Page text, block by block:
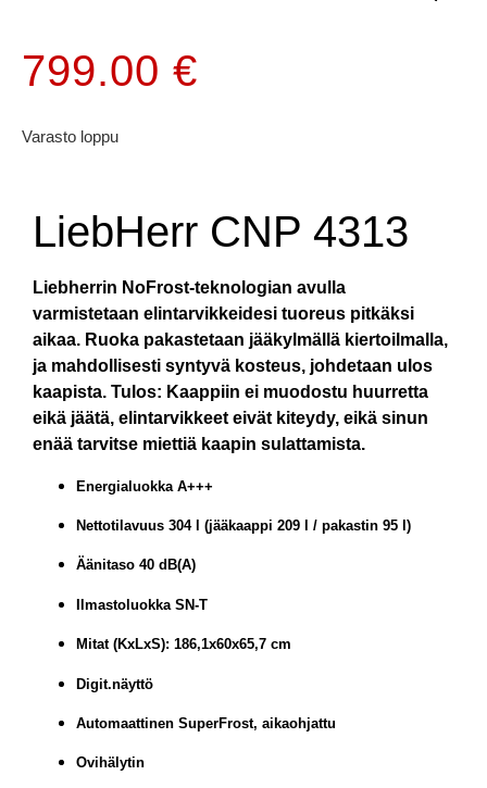
799.00 €
Varasto loppu
LiebHerr CNP 4313
Liebherrin NoFrost-teknologian avulla
varmistetaan elintarvikkeidesi tuoreus pitkäksi
aikaa. Ruoka pakastetaan jääkylmällä kiertoilmalla,
ja mahdollisesti syntyvä kosteus, johdetaan ulos
kaapista. Tulos: Kaappiin ei muodostu huurretta
eikä jäätä, elintarvikkeet eivät kiteydy, eikä sinun
enää tarvitse miettiä kaapin sulattamista.
Energialuokka A+++
Nettotilavuus 304 l (jääkaappi 209 l / pakastin 95 l)
Äänitaso 40 dB(A)
Ilmastoluokka SN-T
Mitat (KxLxS): 186,1x60x65,7 cm
Digit.näyttö
Automaattinen SuperFrost, aikaohjattu
Ovihälytin